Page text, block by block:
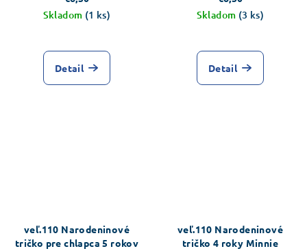
Skladom (1 ks)
Detail
Skladom (3 ks)
Detail
veľ.110 Narodeninové
tričko pre chlapca 5 rokov
veľ.110 Narodeninové
tričko 4 roky Minnie